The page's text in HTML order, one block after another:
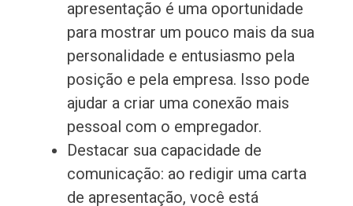
apresentação é uma oportunidade
para mostrar um pouco mais da sua
personalidade e entusiasmo pela
posição e pela empresa. Isso pode
ajudar a criar uma conexão mais
pessoal com o empregador.
Destacar sua capacidade de
comunicação: ao redigir uma carta
de apresentação, você está